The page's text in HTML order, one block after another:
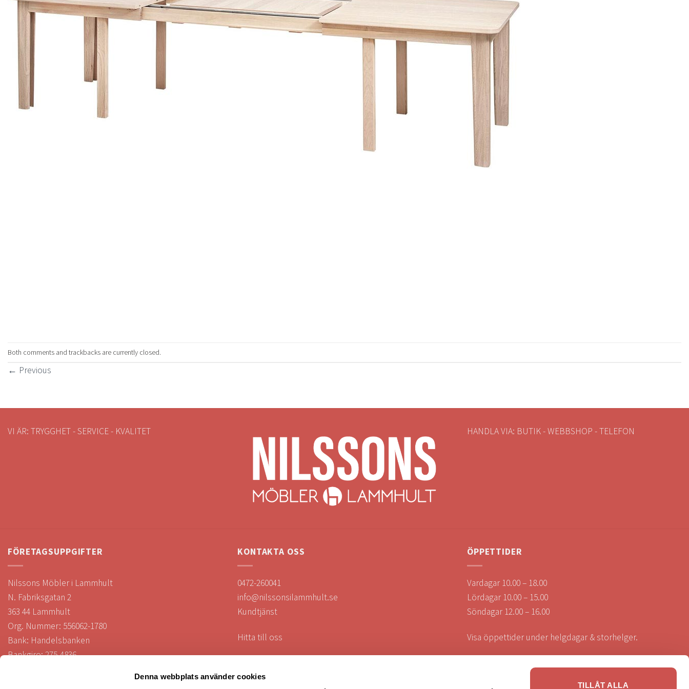
Denna webbplats använder cookies
TILLÅT ALLA
Both comments and trackbacks are currently closed.
← Previous
VI ÄR: TRYGGHET - SERVICE - KVALITET HANDLA VIA: BUTIK - WEBBSHOP - TELEFON
FÖRETAGSUPPGIFTER
Nilssons Möbler i Lammhult
N. Fabriksgatan 2
363 44 Lammhult
Org. Nummer: 556062-1780
Bank: Handelsbanken
Bankgiro: 275-4836
KONTAKTA OSS
0472-260041
info@nilssonsilammhult.se
Kundtjänst
Hitta till oss
ÖPPETTIDER
Vardagar 10.00 – 18.00
Lördagar 10.00 – 15.00
Söndagar 12.00 – 16.00
Visa öppettider under helgdagar & storhelger.